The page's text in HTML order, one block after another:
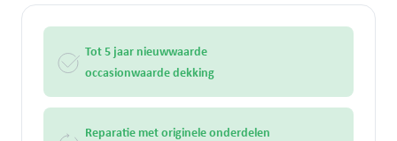
Tot 5 jaar nieuwwaarde
occasionwaarde dekking
Reparatie met originele onderdelen